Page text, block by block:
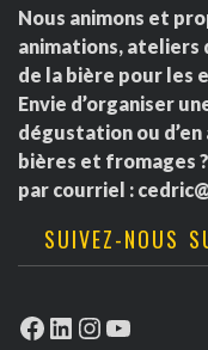
Nous animons et
animations,
de la bière pour les
Envie d’organiser
dégustation ou
bières et fromages
par courriel :
SUIVEZ-NOUS
Facebook
LinkedIn
Instagram
YouTube